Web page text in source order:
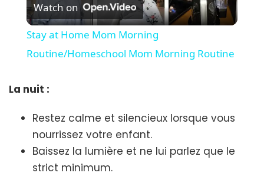
Video
Watch on
Stay at Home Mom Morning
Routine/Homeschool Mom Morning Routine
La nuit :
Restez calme et silencieux lorsque vous
nourrissez votre enfant.
Baissez la lumière et ne lui parlez que le
strict minimum.